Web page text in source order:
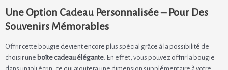
Une Option Cadeau Personnalisée – Pour Des
Souvenirs Mémorables
Offrir cette bougie devient encore plus spécial grâce à la possibilité de
choisir une boîte cadeau élégante . En effet, vous pouvez offrir la bougie